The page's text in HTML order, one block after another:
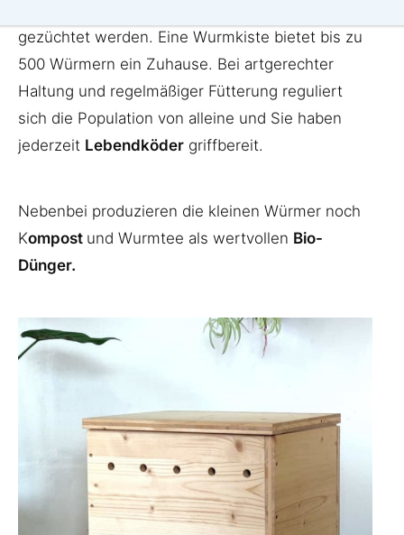
gezüchtet werden. Eine Wurmkiste bietet bis zu
500 Würmern ein Zuhause. Bei artgerechter
Haltung und regelmäßiger Fütterung reguliert
sich die Population von alleine und Sie haben
jederzeit Lebendköder griffbereit.
Nebenbei produzieren die kleinen Würmer noch
Kompost und Wurmtee als wertvollen Bio-
Dünger.